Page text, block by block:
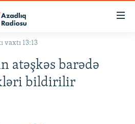
vaxtı 13:13
atəşkəs barədə
bildirilir